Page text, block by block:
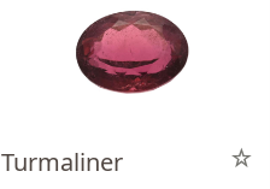
Turmaliner